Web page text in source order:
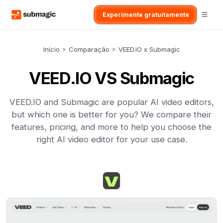
Experimente gratuitamente
Início > Comparação > VEED.IO x Submagic
VEED.IO VS Submagic
VEED.IO and Submagic are popular AI video editors,
but which one is better for you? We compare their
features, pricing, and more to help you choose the
right AI video editor for your use case.